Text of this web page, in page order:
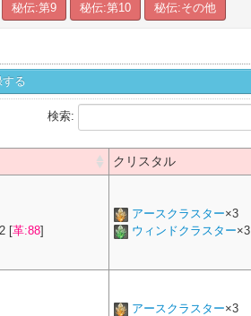
秘伝:第9 秘伝:第10 秘伝:その他
る
検索:
クリスタル
2 [革:88]
アースクラスター×3
ウィンドクラスター×3
アースクラスター×3